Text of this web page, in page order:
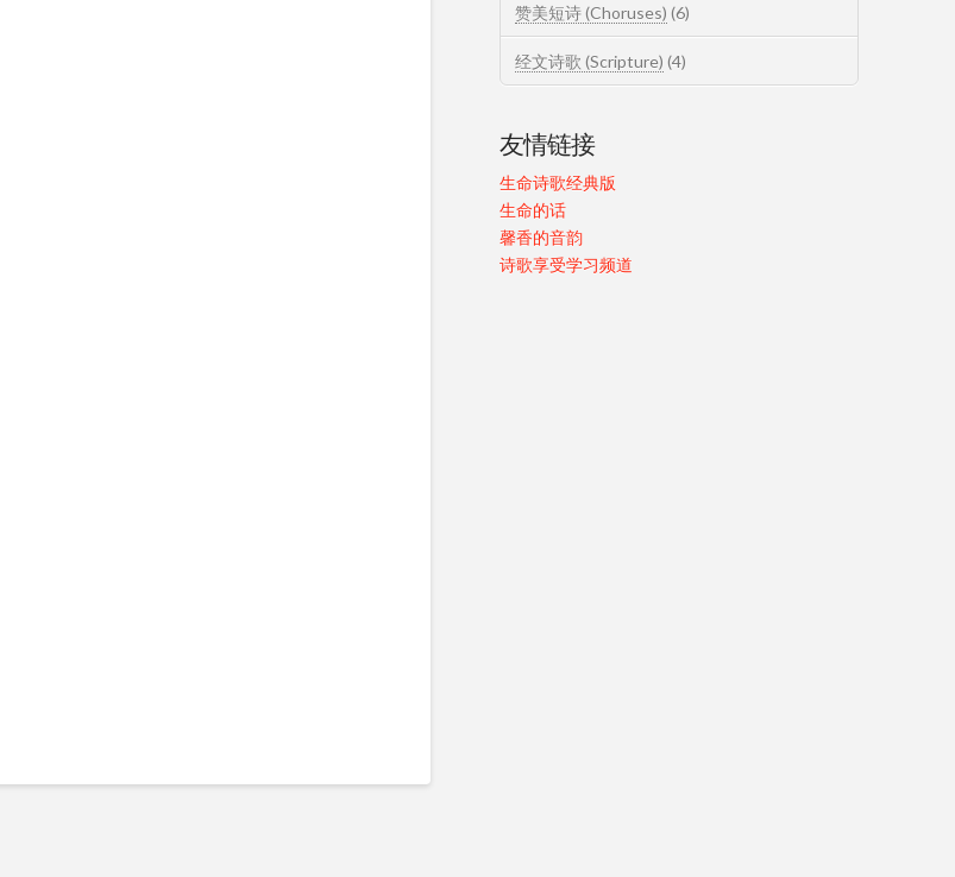
赞美短诗 (Choruses) (6)
经文诗歌 (Scripture) (4)
友情链接
生命诗歌经典版
生命的话
馨香的音韵
诗歌享受学习频道